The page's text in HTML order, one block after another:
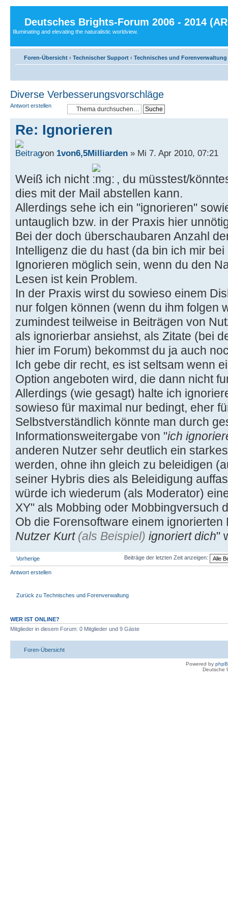
Deutsches Brights-Forum 2006 - 2014
Illuminating and elevating the naturalistic worldview.
Foren-Übersicht ‹ Technischer Support ‹ Technisches und Forenverwaltung
Diverse Verbesserungsvorschläge
Antwort erstellen
Re: Ignorieren
von 1von6,5Milliarden » Mi 7. Apr 2010, 07:21
Weiß ich nicht
, du müsstest/
dies mit der Mail abstellen kann.
Allerdings sehe ich ein "ignorieren"
untauglich bzw. in der Praxis hier
Bei der doch überschaubaren Anzahl
Intelligenz die du hast (da bin ich mir
Ignorieren möglich sein, wenn du den
Lesen ist kein Problem.
In der Praxis wirst du sowieso einem
nur folgen können (wenn du ihm folgen
zumindest teilweise in Beiträgen von
als ignorierbar ansiehst, als Zitate (bei
hier im Forum) bekommst du ja auch
Ich gebe dir recht, es ist seltsam wenn
Option angeboten wird, die dann nicht
Allerdings (wie gesagt) halte ich
sowieso für maximal nur bedingt, eher
Selbstverständlich könnte man durch
Informationsweitergabe von "ich
anderen Nutzer sehr deutlich ein
werden, ohne ihn gleich zu beleidigen
seiner Hybris dies als Beleidigung
würde ich wiederum (als Moderator)
XY" als Mobbing oder Mobbingversuch
Ob die Forensoftware einem ignorierten
Nutzer Kurt (als Beispiel) ignoriert dich"
Vorherige Beiträge der letzten Zeit anzeigen:
Antwort erstellen
Zurück zu Technisches und Forenverwaltung
WER IST ONLINE?
Mitglieder in diesem Forum: 0 Mitglieder und 9 Gäste
Foren-Übersicht
Powered by
Deutsche